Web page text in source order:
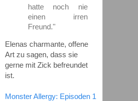
hatte noch nie
einen irren
Freund."
Elenas charmante, offene
Art zu sagen, dass sie
gerne mit Zick befreundet
ist.
Monster Allergy: Episoden 1